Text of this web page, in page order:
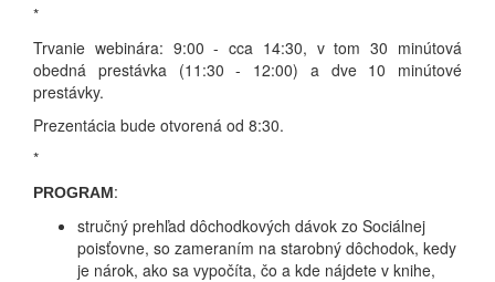
*
Trvanie webinára: 9:00 - cca 14:30, v tom 30 minútová
obedná prestávka (11:30 - 12:00) a dve 10 minútové
prestávky.
Prezentácia bude otvorená od 8:30.
*
PROGRAM:
stručný prehľad dôchodkových dávok zo Sociálnej
poisťovne, so zameraním na starobný dôchodok, kedy
je nárok, ako sa vypočíta, čo a kde nájdete v knihe,